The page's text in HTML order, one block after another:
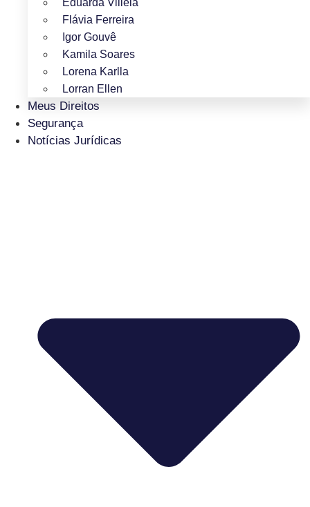
Eduarda Villela
Flávia Ferreira
Igor Gouvê
Kamila Soares
Lorena Karlla
Lorran Ellen
Meus Direitos
Segurança
Notícias Jurídicas